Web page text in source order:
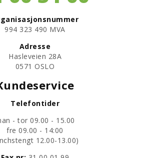
​994 323 490 MVA
Adresse
Hasleveien 28A
0571 OSLO
Telefontider
- tor 09.00 - 15.00
fre 09.00 - 14:00
12.00-13.00)